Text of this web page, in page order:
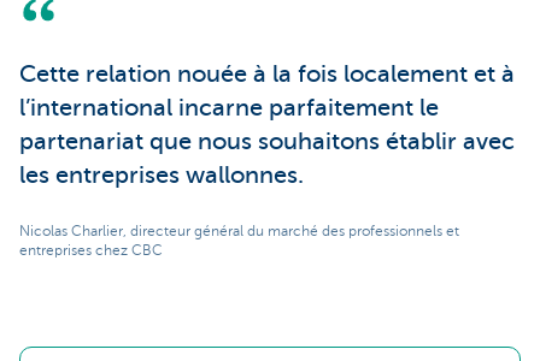
Cette relation nouée à la fois localement et à
l’international incarne parfaitement le
partenariat que nous souhaitons établir avec
les entreprises wallonnes.
Nicolas Charlier, directeur général du marché des professionnels et
entreprises chez CBC